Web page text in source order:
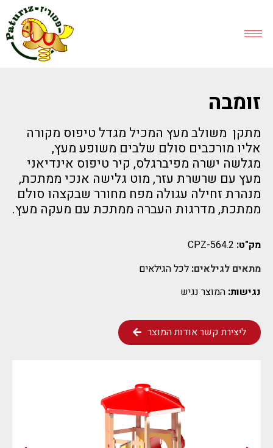
זומבה
מתקן משולב מעץ המכיל מגדל טיפוס מקורה
אליו מורכבים סולם שלבים משופע מעץ,
מגלשה ישרה מפיברגלס, קיר טיפוס אינדיאני
מעץ עם שרשרת עזר, מוט גלישה אנכי ממתכת,
מנהרת זחילה עגולה מפח מחורר שבקצהו סולם
ממתכת, מדרגות העברה ממתכת עם מעקה מעץ.
מק"ט:
מתאים לגילאים: לכל הגילאים
נגישות: המוצר נגיש
ליצירת קשר אודות המוצר